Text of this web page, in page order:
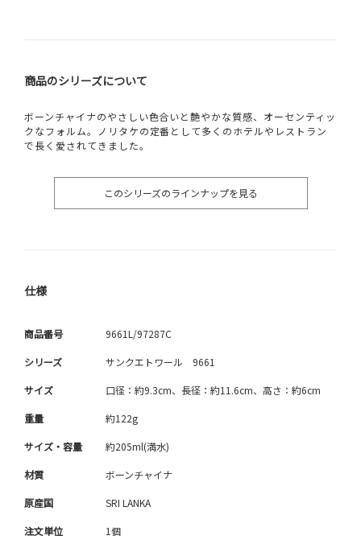
商品のシリーズについて
ボーンチャイナのやさしい色合いと艶やかな質感、オーセンティッ
クなフォルム。ノリタケの定番として多くのホテルやレストラン
で長く愛されてきました。
このシリーズのラインナップを見る
仕様
商品番号 9661L/97287C
シリーズ サンクエトワール 9661
サイズ 口径：約9.3cm、長径：約11.6cm、高さ：約6cm
重量 約122g
サイズ・容量 約205ml(満水)
材質 ボーンチャイナ
原産国 SRI LANKA
注文単位 1個